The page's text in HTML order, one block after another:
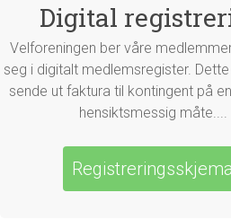
Digital
Velforeningen ber våre
seg i digitalt medlemsregister.
sende ut faktura til kontingent på
hensiktsmessig måte....